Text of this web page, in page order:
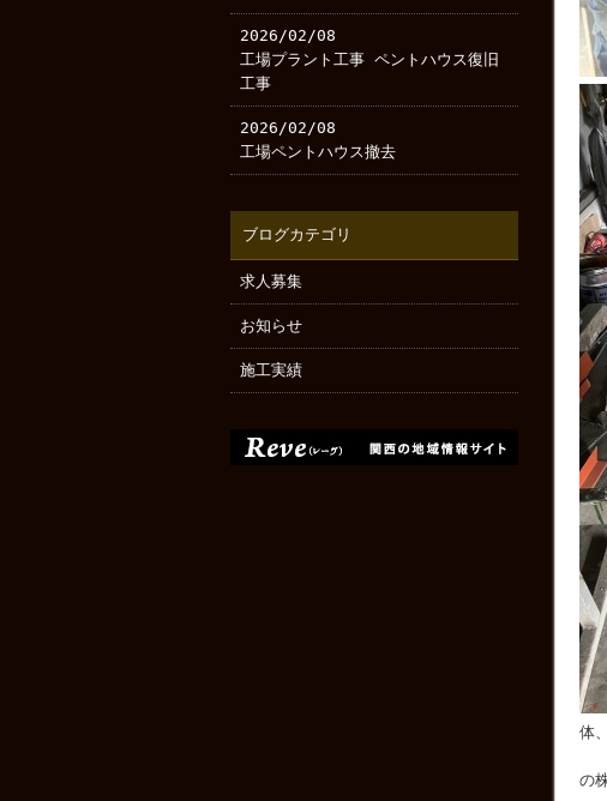
体
の
2026/02/08
工場プラント工事 ペントハウス復旧
工事
2026/02/08
工場ペントハウス撤去
ブログカテゴリ
求人募集
お知らせ
施工実績